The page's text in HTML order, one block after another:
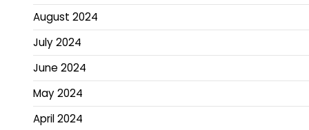
August 2024
July 2024
June 2024
May 2024
April 2024